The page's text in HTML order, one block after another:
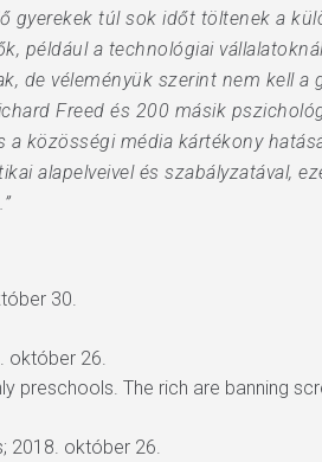
gyerekek túl sok időt töltenek a
például a technológiai
de véleményük szerint nem kell a
Freed és 200 másik
a közösségi média kártékony
alapelveivel és szabályzatával,
30.
október 26.
preschools. The rich are banning
2018. október 26.